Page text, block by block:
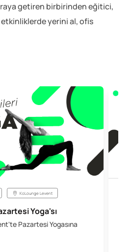
getiren birbirinden eğitici,
etkinliklerde yerini al, ofis
KoLounge Levent
Yoga'sı
Pazartesi Yogasına